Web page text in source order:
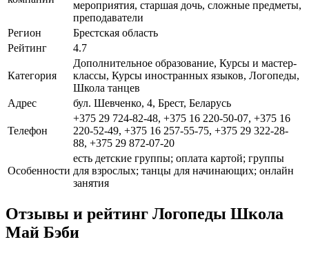
мероприятия, старшая дочь, сложные предметы,
преподаватели
Регион
Брестская область
Рейтинг
4.7
Категория
Дополнительное образование, Курсы и мастер-
классы, Курсы иностранных языков, Логопеды,
Школа танцев
Адрес
бул. Шевченко, 4, Брест, Беларусь
Телефон
+375 29 724-82-48, +375 16 220-50-07, +375 16
220-52-49, +375 16 257-55-75, +375 29 322-28-
88, +375 29 872-07-20
Особенности
есть детские группы; оплата картой; группы
для взрослых; танцы для начинающих; онлайн
занятия
Отзывы и рейтинг Логопеды Школа
Май Бэби